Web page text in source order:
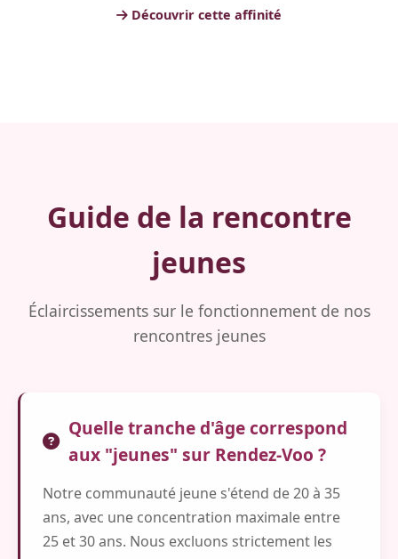
Découvrir cette affinité
Guide de la rencontre
jeunes
Éclaircissements sur le fonctionnement de nos
rencontres jeunes
Quelle tranche d'âge correspond
aux "jeunes" sur Rendez-Voo ?
Notre communauté jeune s'étend de 20 à 35
ans, avec une concentration maximale entre
25 et 30 ans. Nous excluons strictement les